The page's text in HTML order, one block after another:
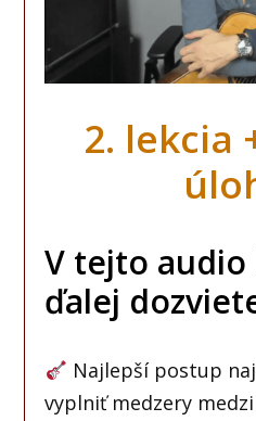
2. lekcia
V tejto audio
ďalej
Najlepší postup
vyplniť medzery